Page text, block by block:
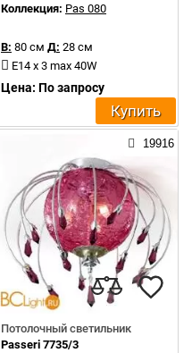
Коллекция: Pas 080
В: 80 см Д: 28 см
E14 x 3 max 40W
Цена: По запросу
Купить
19916
Потолочный светильник
Passeri 7735/3